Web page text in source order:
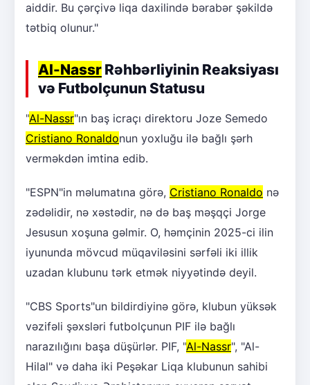
aiddir. Bu çərçivə liqa daxilində bərabər şəkildə
tətbiq olunur."
Al-Nassr Rəhbərliyinin Reaksiyası
və Futbolçunun Statusu
"Al-Nassr"ın baş icraçı direktoru Joze Semedo
Cristiano Ronaldonun yoxluğu ilə bağlı şərh
verməkdən imtina edib.
"ESPN"in məlumatına görə, Cristiano Ronaldo nə
zədəlidir, nə xəstədir, nə də baş məşqçi Jorge
Jesusun xoşuna gəlmir. O, həmçinin 2025-ci ilin
iyununda mövcud müqaviləsini sərfəli iki illik
uzadan klubunu tərk etmək niyyətində deyil.
"CBS Sports"un bildirdiyinə görə, klubun yüksək
vəzifəli şəxsləri futbolçunun PIF ilə bağlı
narazılığını başa düşürlər. PIF, "Al-Nassr", "Al-
Hilal" və daha iki Peşəkar Liqa klubunun sahibi